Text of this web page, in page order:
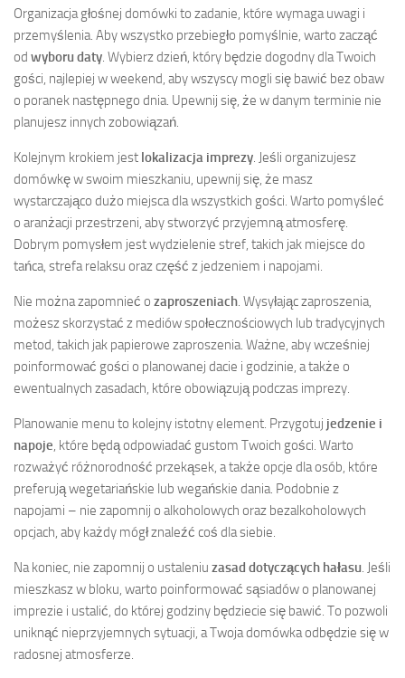
Organizacja głośnej domówki to zadanie, które wymaga uwagi i
przemyślenia. Aby wszystko przebiegło pomyślnie, warto zacząć
od wyboru daty. Wybierz dzień, który będzie dogodny dla Twoich
gości, najlepiej w weekend, aby wszyscy mogli się bawić bez obaw
o poranek następnego dnia. Upewnij się, że w danym terminie nie
planujesz innych zobowiązań.
Kolejnym krokiem jest lokalizacja imprezy. Jeśli organizujesz
domówkę w swoim mieszkaniu, upewnij się, że masz
wystarczająco dużo miejsca dla wszystkich gości. Warto pomyśleć
o aranżacji przestrzeni, aby stworzyć przyjemną atmosferę.
Dobrym pomysłem jest wydzielenie stref, takich jak miejsce do
tańca, strefa relaksu oraz część z jedzeniem i napojami.
Nie można zapomnieć o zaproszeniach. Wysyłając zaproszenia,
możesz skorzystać z mediów społecznościowych lub tradycyjnych
metod, takich jak papierowe zaproszenia. Ważne, aby wcześniej
poinformować gości o planowanej dacie i godzinie, a także o
ewentualnych zasadach, które obowiązują podczas imprezy.
Planowanie menu to kolejny istotny element. Przygotuj jedzenie i
napoje, które będą odpowiadać gustom Twoich gości. Warto
rozważyć różnorodność przekąsek, a także opcje dla osób, które
preferują wegetariańskie lub wegańskie dania. Podobnie z
napojami – nie zapomnij o alkoholowych oraz bezalkoholowych
opcjach, aby każdy mógł znaleźć coś dla siebie.
Na koniec, nie zapomnij o ustaleniu zasad dotyczących hałasu. Jeśli
mieszkasz w bloku, warto poinformować sąsiadów o planowanej
imprezie i ustalić, do której godziny będziecie się bawić. To pozwoli
uniknąć nieprzyjemnych sytuacji, a Twoja domówka odbędzie się w
radosnej atmosferze.